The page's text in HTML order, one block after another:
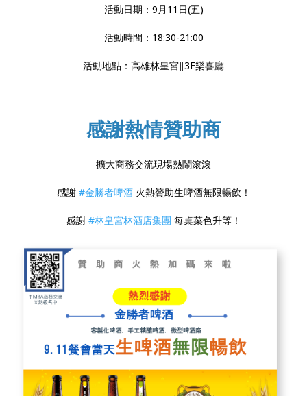
活動日期：9月11日(五)
活動時間：18:30-21:00
活動地點：高雄林皇宮∥3F樂喜廳
感謝熱情贊助商
擴大商務交流現場熱鬧滾滾
感謝 #金勝者啤酒火熱贊助生啤酒無限暢飲！
感謝 #林皇宮林酒店集團 每桌菜色升等！